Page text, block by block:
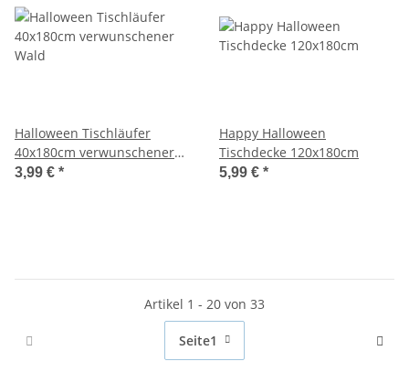
Halloween Tischläufer
40x180cm verwunschener
Wald
3,99 € *
Happy Halloween
Tischdecke 120x180cm
5,99 € *
Artikel 1 - 20 von 33
Seite1